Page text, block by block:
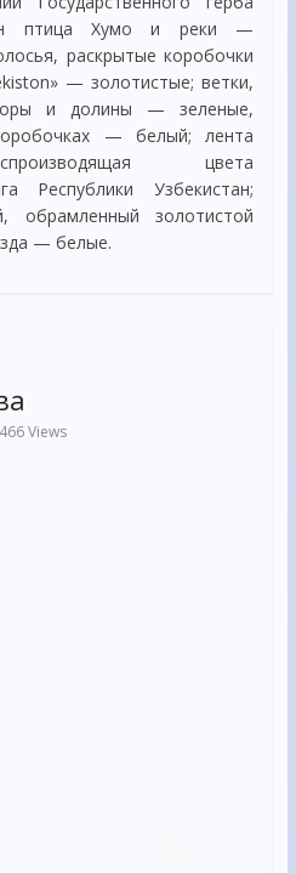
птица Хумо и реки —
раскрытые коробочки
— золотистые; ветки,
и долины — зеленые,
— белый; лента
цвета
Республики Узбекистан;
обрамленный золотистой
— белые.
Views